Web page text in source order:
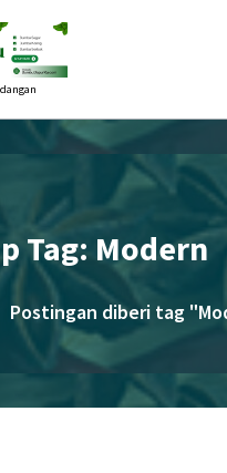
Tag: Modern
Postingan diberi tag